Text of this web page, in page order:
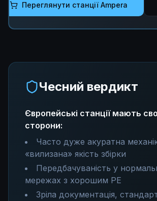
Переглянути станції Ampera
Чесний вердикт
Європейські станції мають
сторони:
Часто дуже акуратна
«вилизана» якість збірки
Передбачуваність у
мережах з хорошим PE
Зріла документація,